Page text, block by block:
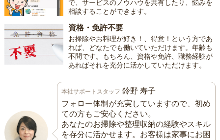
で、サービスのノウハウを共有したり、悩みを
相談することができます。
資格・免許不要
お掃除やお料理が好き！、得意！という方であ
れば、どなたでも働いていただけます。年齢も
不問です。もちろん、資格や免許、職務経験が
あればそれを充分に活かしていただけます。
本社サポートスタッフ 鈴野 寿子
フォロー体制が充実していますので、初め
ての方もご安心ください。
あなたのお掃除や整理収納の経験やスキル
を存分に活かせます。お客様は家事にお困